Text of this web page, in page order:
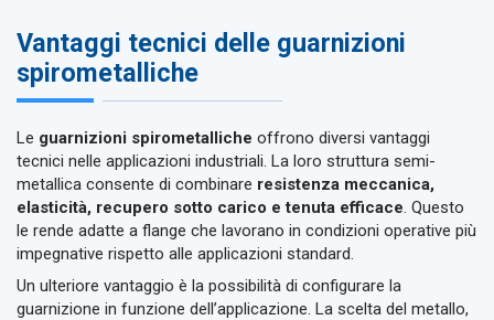
Vantaggi tecnici delle guarnizioni
spirometalliche
Le guarnizioni spirometalliche offrono diversi vantaggi
tecnici nelle applicazioni industriali. La loro struttura semi-
metallica consente di combinare resistenza meccanica,
elasticità, recupero sotto carico e tenuta efficace. Questo
le rende adatte a flange che lavorano in condizioni operative più
impegnative rispetto alle applicazioni standard.
Un ulteriore vantaggio è la possibilità di configurare la
guarnizione in funzione dell’applicazione. La scelta del metallo,